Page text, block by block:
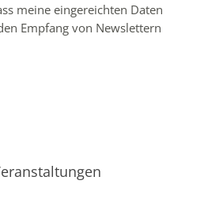
meine eingereichten Daten
Empfang von Newslettern